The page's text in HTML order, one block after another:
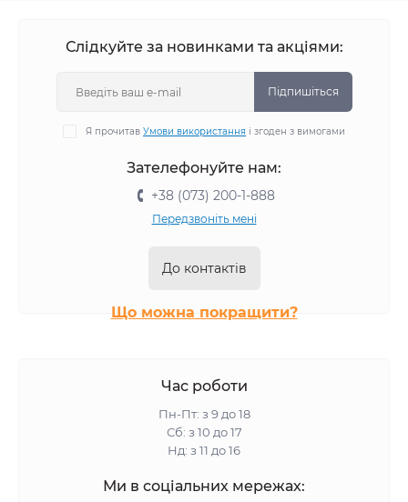
Слідкуйте за новинками та акціями:
Підпишіться
Я прочитав Умови використання і згоден з вимогами
Зателефонуйте нам:
+38 (073) 200-1-888
Передзвоніть мені
До контактів
Що можна покращити?
Час роботи
Пн-Пт: з 9 до 18
Сб: з 10 до 17
Нд: з 11 до 16
Ми в соціальних мережах: